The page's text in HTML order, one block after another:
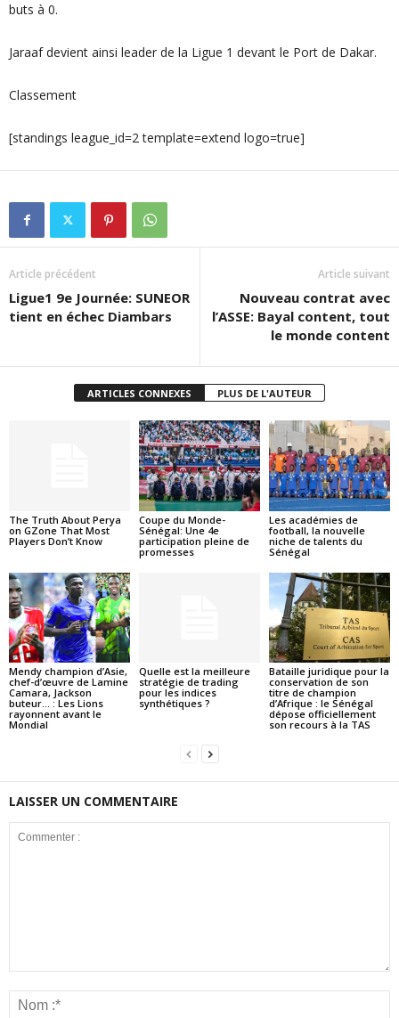
buts à 0.
Jaraaf devient ainsi leader de la Ligue 1 devant le Port de Dakar.
Classement
[standings league_id=2 template=extend logo=true]
Article précédent
Ligue1 9e Journée: SUNEOR
tient en échec Diambars
Article suivant
Nouveau contrat avec
l’ASSE: Bayal content, tout
le monde content
ARTICLES CONNEXES PLUS DE L'AUTEUR
The Truth About Perya
on GZone That Most
Players Don’t Know
Coupe du Monde-
Sénégal: Une 4e
participation pleine de
promesses
Les académies de
football, la nouvelle
niche de talents du
Sénégal
Mendy champion d’Asie,
chef-d’œuvre de Lamine
Camara, Jackson
buteur… : Les Lions
rayonnent avant le
Mondial
Quelle est la meilleure
stratégie de trading
pour les indices
synthétiques ?
Bataille juridique pour la
conservation de son
titre de champion
d’Afrique : le Sénégal
dépose officiellement
son recours à la TAS
LAISSER UN COMMENTAIRE